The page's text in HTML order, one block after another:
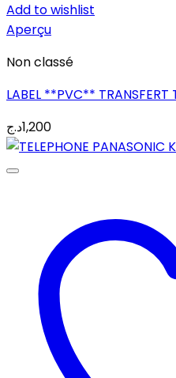
Add to wishlist
Aperçu
Non classé
LABEL **PVC**
1,200د.ج